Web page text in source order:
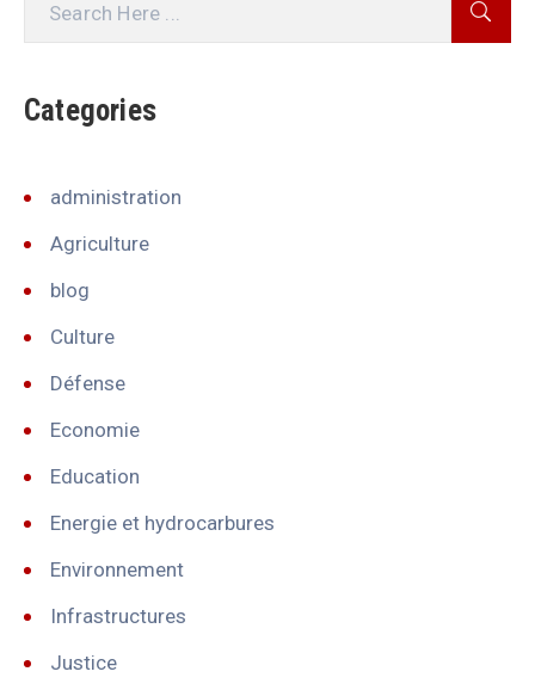
Categories
administration
Agriculture
blog
Culture
Défense
Economie
Education
Energie et hydrocarbures
Environnement
Infrastructures
Justice